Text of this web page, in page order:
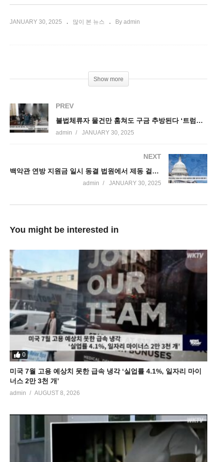
JANUARY 30, 2025 많이 본 뉴스 By admin
Show more
PREV
불법체류자 물건만 훔쳐도 구금 추방된다 ‘트럼프 1호 서명법으로 발효’
admin JANUARY 30, 2025
NEXT
백악관 연방 지원금 일시 동결 법원에서 제동 걸리자 아예 폐기
admin JANUARY 30, 2025
You might be interested in
0
미국 7월 고용 예상치 못한 급속 냉각 ‘실업률 4.1%, 일자리 마이
너스 2만 3천 개’
admin AUGUST 8, 2026